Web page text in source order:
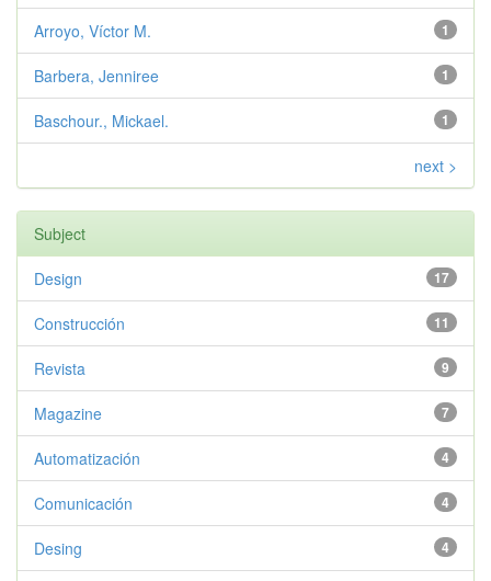
1
Arroyo, Víctor M.
1
Barbera, Jenniree
1
Baschour., Mickael.
next >
Subject
17
Design
11
Construcción
9
Revista
7
Magazine
4
Automatización
4
Comunicación
4
Desing